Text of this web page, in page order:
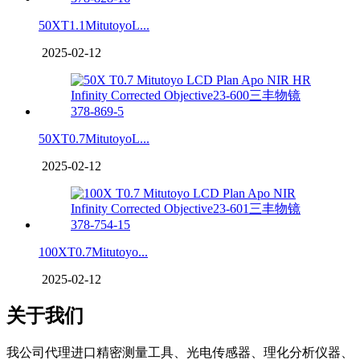
50XT1.1MitutoyoL...
2025-02-12
50XT0.7MitutoyoL...
2025-02-12
100XT0.7Mitutoyo...
2025-02-12
关于我们
我公司代理进口精密测量工具、光电传感器、理化分析仪器、